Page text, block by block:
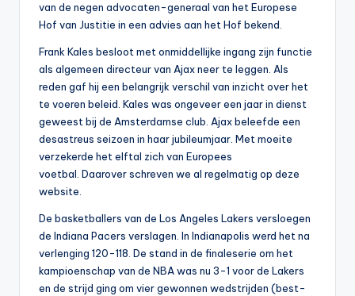
van de negen advocaten-generaal van het Europese
Hof van Justitie in een advies aan het Hof bekend.
Frank Kales besloot met onmiddellijke ingang zijn functie
als algemeen directeur van Ajax neer te leggen. Als
reden gaf hij een belangrijk verschil van inzicht over het
te voeren beleid. Kales was ongeveer een jaar in dienst
geweest bij de Amsterdamse club. Ajax beleefde een
desastreus seizoen in haar jubileumjaar. Met moeite
verzekerde het elftal zich van Europees
voetbal. Daarover schreven we al regelmatig op deze
website.
De basketballers van de Los Angeles Lakers versloegen
de Indiana Pacers verslagen. In Indianapolis werd het na
verlenging 120-118. De stand in de finaleserie om het
kampioenschap van de NBA was nu 3-1 voor de Lakers
en de strijd ging om vier gewonnen wedstrijden (best-